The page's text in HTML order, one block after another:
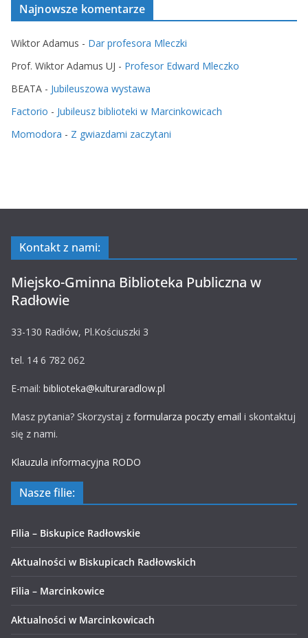
Najnowsze komentarze
Wiktor Adamus - Dar profesora Mleczki
Prof. Wiktor Adamus UJ - Profesor Edward Mleczko
BEATA - Jubileuszowa wystawa
Factorio - Jubileusz biblioteki w Marcinkowicach
Momodora - Z gwiazdami zaczytani
Kontakt z nami:
Miejsko-Gminna Biblioteka Publiczna w
Radłowie
33-130 Radłów, Pl.Kościuszki 3
tel. 14 6 782 062
E-mail: biblioteka@kulturaradlow.pl
Masz pytania? Skorzystaj z formularza poczty email i skontaktuj
się z nami.
Klauzula informacyjna RODO
Nasze filie:
Filia – Biskupice Radłowskie
Aktualności w Biskupicach Radłowskich
Filia – Marcinkowice
Aktualności w Marcinkowicach